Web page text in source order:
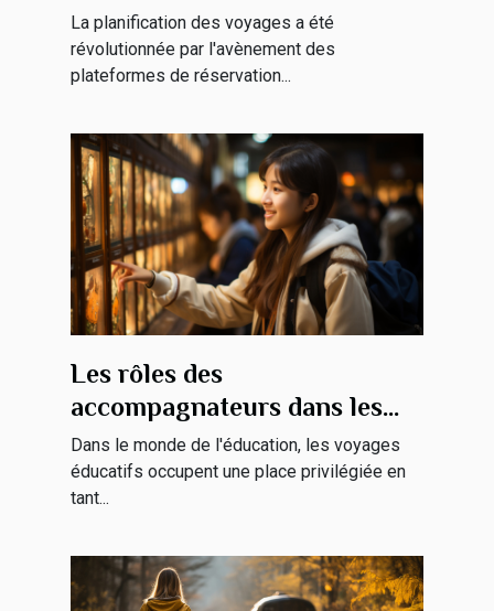
voyages en ligne
La planification des voyages a été
révolutionnée par l'avènement des
plateformes de réservation...
Les rôles des
accompagnateurs dans les
voyages éducatifs
Dans le monde de l'éducation, les voyages
éducatifs occupent une place privilégiée en
tant...